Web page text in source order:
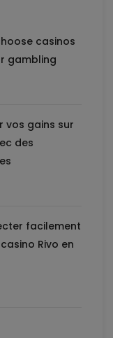
casinos
gambling
vos gains sur
des
facilement
Rivo en